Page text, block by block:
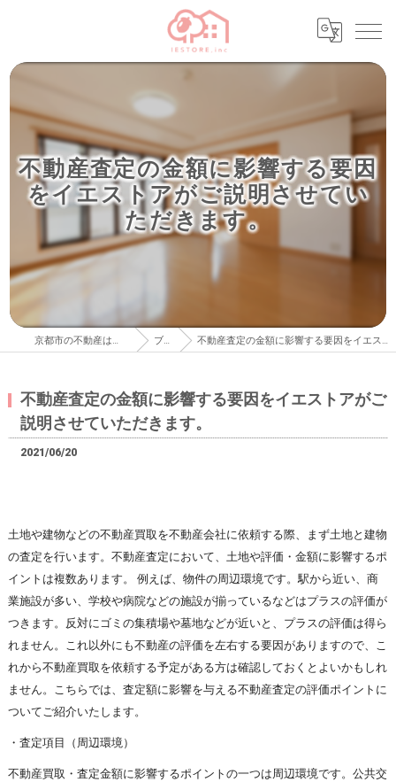
不動産査定の金額に影響する要因
をイエストアがご説明させてい
ただきます。
京都市の不動産はイエストア株式会社 ブログ 不動産査定の金額に影響する要因をイエストアがご説明させていただきます。
不動産査定の金額に影響する要因をイエストアがご
説明させていただきます。
2021/06/20
土地や建物などの不動産買取を不動産会社に依頼する際、まず土地と建物
の査定を行います。不動産査定において、土地や評価・金額に影響するポ
イントは複数あります。 例えば、物件の周辺環境です。駅から近い、商
業施設が多い、学校や病院などの施設が揃っているなどはプラスの評価が
つきます。反対にゴミの集積場や墓地などが近いと、プラスの評価は得ら
れません。これ以外にも不動産の評価を左右する要因がありますので、こ
れから不動産買取を依頼する予定がある方は確認しておくとよいかもしれ
ません。こちらでは、査定額に影響を与える不動産査定の評価ポイントに
ついてご紹介いたします。
・査定項目（周辺環境）
不動産買取・査定金額に影響するポイントの一つは周辺環境です。公共交